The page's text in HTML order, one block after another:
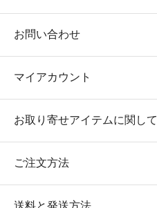
お問い合わせ
マイアカウント
お取り寄せアイテムに関して
ご注文方法
送料と発送方法